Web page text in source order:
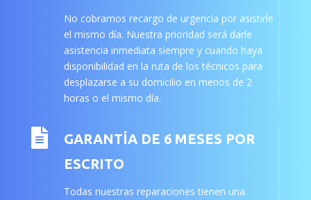
No cobramos recargo de urgencia por asistirle
el mismo día. Nuestra prioridad será darle
asistencia inmediata siempre y cuando haya
disponibilidad en la ruta de los técnicos para
desplazarse a su domicilio en menos de 2
horas o el mismo día.

GARANTÍA DE 6 MESES POR
ESCRITO
Todas nuestras reparaciones tienen una